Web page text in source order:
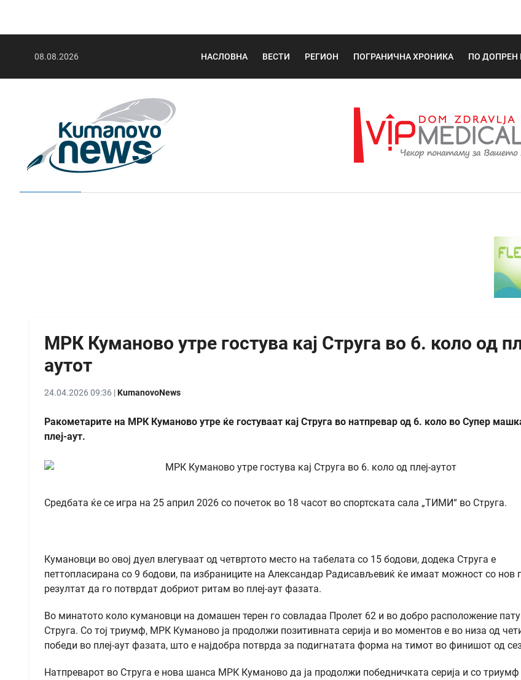
08.08.2026 НАСЛОВНА ВЕСТИ РЕГИОН ПОГРАНИЧНА ХРОНИКА ПО ДОПРЕН
МРК Куманово утре гостува кај Струга во 6. коло од
аутот
24.04.2026 09:36 |KumanovoNews
Ракометарите на МРК Куманово утре ќе гостуваат кај Струга во натпревар од 6. коло во Супер
плеј-аут.
Средбата ќе се игра на 25 април 2026 со почеток во 18 часот во спортската сала „ТИМИ“ во Струга.
Кумановци во овој дуел влегуваат од четвртото место на табелата со 15 бодови, додека Струга е
петтопласирана со 9 бодови, па избраниците на Александар Радисављевиќ ќе имаат можност со нов
резултат да го потврдат добриот ритам во плеј-аут фазата.
Во минатото коло кумановци на домашен терен го совладаа Пролет 62 и во добро расположение
Струга. Со тој триумф, МРК Куманово ја продолжи позитивната серија и во моментов е во низа од
победи во плеј-аут фазата, што е најдобра потврда за подигнатата форма на тимот во финишот од
Натпреварот во Струга е нова шанса МРК Куманово да ја продолжи победничката серија и со триумф